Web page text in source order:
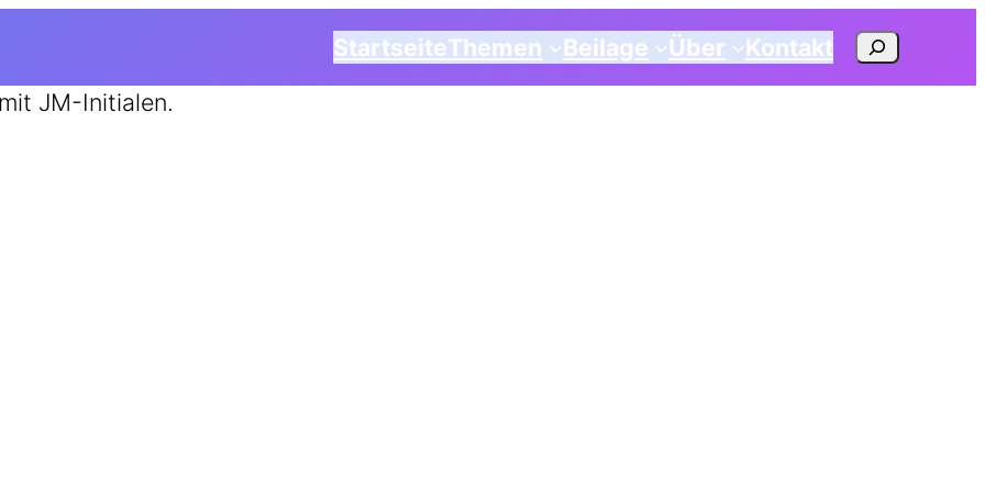
StartseiteThemen Beilage Über Kontakt Suchen